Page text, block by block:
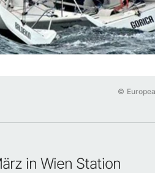
©
in Wien Station